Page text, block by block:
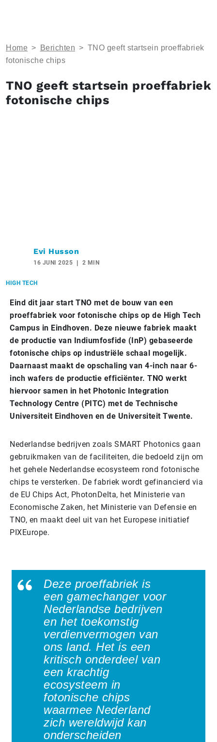
Home > Berichten > TNO geeft startsein proeffabriek
fotonische chips
TNO geeft startsein proeffabriek
fotonische chips
Evi Husson
16 JUNI 2025 2 MIN
HIGH TECH
Eind dit jaar start TNO met de bouw van een
proeffabriek voor fotonische chips op de High Tech
Campus in Eindhoven. Deze nieuwe fabriek maakt
de productie van Indiumfosfide (InP) gebaseerde
fotonische chips op industriële schaal mogelijk.
Daarnaast maakt de opschaling van 4-inch naar 6-
inch wafers de productie efficiënter. TNO werkt
hiervoor samen in het Photonic Integration
Technology Centre (PITC) met de Technische
Universiteit Eindhoven en de Universiteit Twente.
Nederlandse bedrijven zoals SMART Photonics gaan
gebruikmaken van de faciliteiten, die bedoeld zijn om
het gehele Nederlandse ecosysteem rond fotonische
chips te versterken. De fabriek wordt gefinancierd via
de EU Chips Act, PhotonDelta, het Ministerie van
Economische Zaken, het Ministerie van Defensie en
TNO, en maakt deel uit van het Europese initiatief
PIXEurope.
Deze proeffabriek is
een gamechanger voor
Nederlandse bedrijven
en het toekomstig
verdienvermogen van
ons land. Het is een
kritisch onderdeel van
een krachtig
ecosysteem in
fotonische chips
waarmee Nederland
zich wereldwijd kan
onderscheiden